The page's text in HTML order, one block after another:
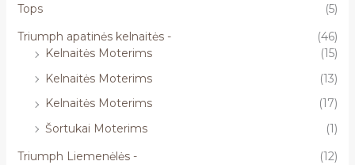
Tops
(5)
Triumph apatinės kelnaitės -
(46)
Kelnaitės Moterims
(15)
Kelnaitės Moterims
(13)
Kelnaitės Moterims
(17)
Šortukai Moterims
(1)
Triumph Liemenėlės -
(12)